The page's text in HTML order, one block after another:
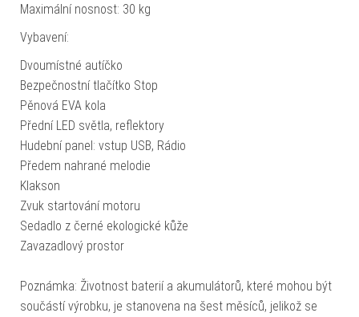
Maximální nosnost: 30 kg
Vybavení:
Dvoumístné autíčko
Bezpečnostní tlačítko Stop
Pěnová EVA kola
Přední LED světla, reflektory
Hudební panel: vstup USB, Rádio
Předem nahrané melodie
Klakson
Zvuk startování motoru
Sedadlo z černé ekologické kůže
Zavazadlový prostor
Poznámka: Životnost baterií a akumulátorů, které mohou být
součástí výrobku, je stanovena na šest měsíců, jelikož se